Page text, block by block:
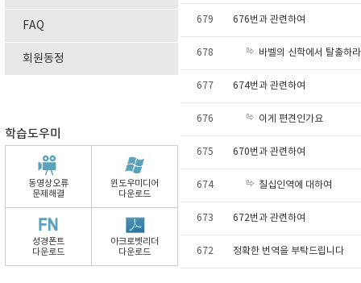
FAQ
회원동정
학습도우미
동영상오류
문제해결
윈도우미디어
다운로드
성경폰트
다운로드
아크로벳리더
다운로드
679 676번과 관련하여
678 바벨의 신학에서 탈출하라
677 674번과 관련하여
676 이게 편견인가요
675 670번과 관련하여
674 칠십인역에 대하여
673 672번과 관련하여
672 정확한 번역을 부탁드립니다